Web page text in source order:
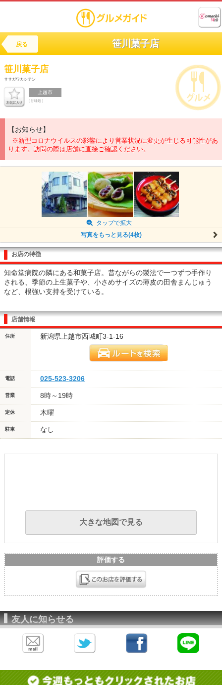
戻る 笹川菓子店
笹川菓子店
ササガワカシテン
上越市
[ 甘味処 ]
【お知らせ】
※新型コロナウイルスの影響により営業状況に変更が生じる可能性があ
ります。訪問の際は店舗に直接ご確認ください。
タップで拡大
写真をもっと見る(4枚)
お店の特徴
知命堂病院の隣にある和菓子店。昔ながらの製法で一つずつ手作り
される、季節の上生菓子や、小さめサイズの薄皮の田舎まんじゅう
など、根強い支持を受けている。
店舗情報
住所 新潟県上越市西城町3-1-16
電話 025-523-3206
営業 8時～19時
定休 木曜
駐車 なし
大きな地図で見る
評価する
友人に知らせる